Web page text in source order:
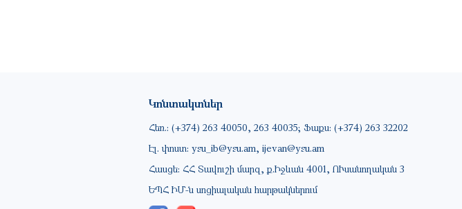
Կոնտակտներ
Հեռ.: (+374) 263 40050, 263 40035; Ֆաքս: (+374) 263 32202
Էլ. փոստ: ysu_ib@ysu.am, ijevan@ysu.am
Հասցե: ՀՀ Տավուշի մարզ, ք.Իջևան 4001, ՈՒսանողական 3
ԵՊՀ ԻՄ-ն սոցիալական հարթակներում